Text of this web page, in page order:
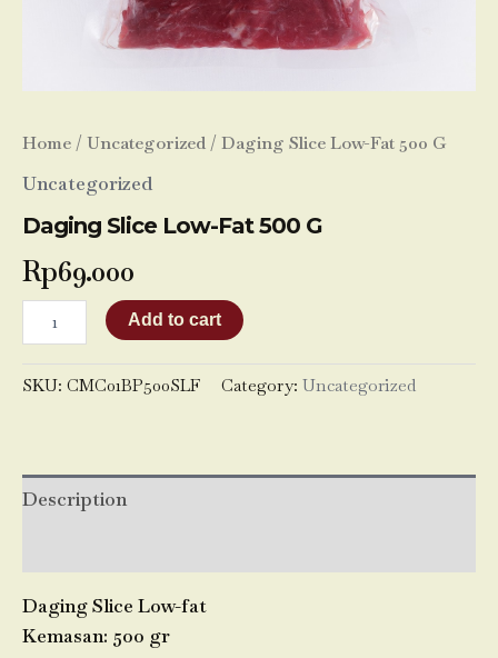
Home / Uncategorized / Daging Slice Low-Fat 500 G
Uncategorized
Daging Slice Low-Fat 500 G
Rp69.000
Add to cart
SKU: CMC01BP500SLF Category: Uncategorized
Description
Daging Slice Low-fat
Kemasan: 500 gr